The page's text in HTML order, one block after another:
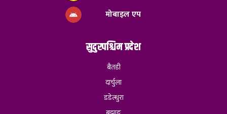
मोबाइल एप
सुदुरपश्चिम प्रदेश
बैतडी
दार्चुला
डडेल्धुरा